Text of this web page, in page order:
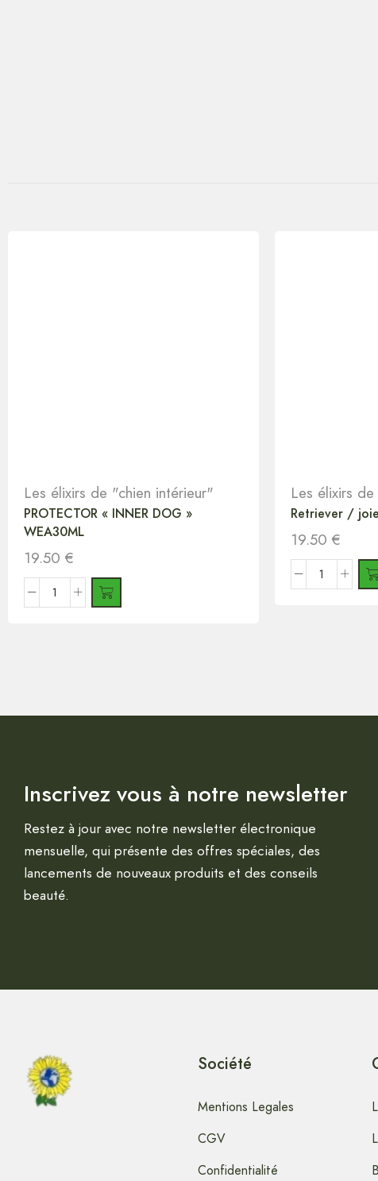
Les élixirs de "chien intérieur"
PROTECTOR « INNER DOG »
WEA30ML
19.50 €
Les élixirs
Retriever /
19.50 €
Inscrivez vous à notre newsletter
Restez à jour avec notre newsletter électronique
mensuelle, qui présente des offres spéciales, des
lancements de nouveaux produits et des conseils
beauté.
Société
Mentions Legales
CGV
Confidentialité